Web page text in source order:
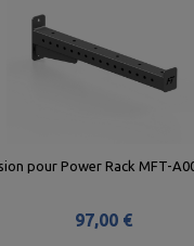
pour Power Rack MFT-
97,00 €